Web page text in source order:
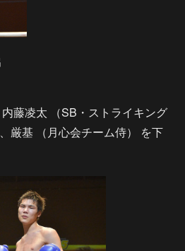
藤凌太 （SB・ストライキング
厳基 （月心会チーム侍） を下